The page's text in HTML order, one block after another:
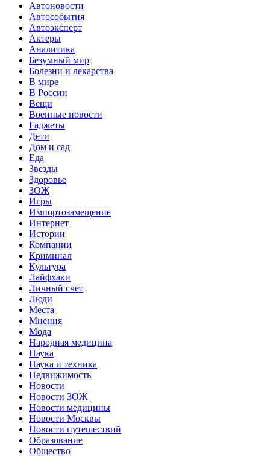
Автоновости
Автособытия
Автоэксперт
Актеры
Аналитика
Безумный мир
Болезни и лекарства
В мире
В России
Вещи
Военные новости
Гаджеты
Дети
Дом и сад
Еда
Звёзды
Здоровье
ЗОЖ
Игры
Импортозамещение
Интернет
Истории
Компании
Криминал
Культура
Лайфхаки
Личный счет
Люди
Места
Мнения
Мода
Народная медицина
Наука
Наука и техника
Недвижимость
Новости
Новости ЗОЖ
Новости медицины
Новости Москвы
Новости путешествий
Образование
Общество